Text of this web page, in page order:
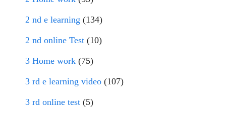
2 nd e learning (134)
2 nd online Test (10)
3 Home work (75)
3 rd e learning video (107)
3 rd online test (5)